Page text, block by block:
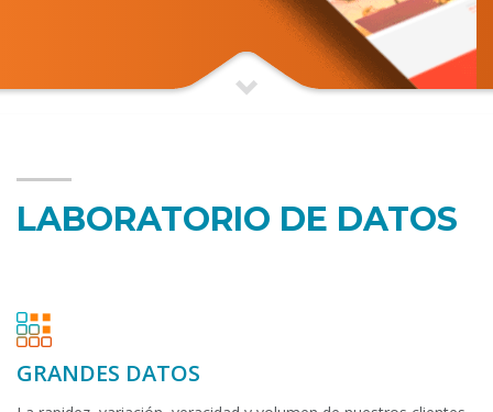
LABORATORIO DE DATOS
GRANDES DATOS